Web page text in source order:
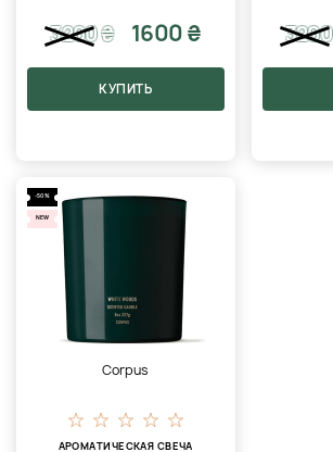
3200₴ 1600 ₴
КУПИТЬ
3200
-50%
NEW
Corpus
АРОМАТИЧЕСКАЯ СВЕЧА